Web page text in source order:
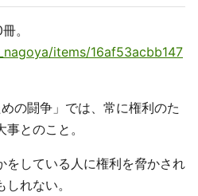
。
items/16af53acbb147
の闘争」では、常に権利のた
事とのこと。
をしている人に権利を脅かされ
れない。